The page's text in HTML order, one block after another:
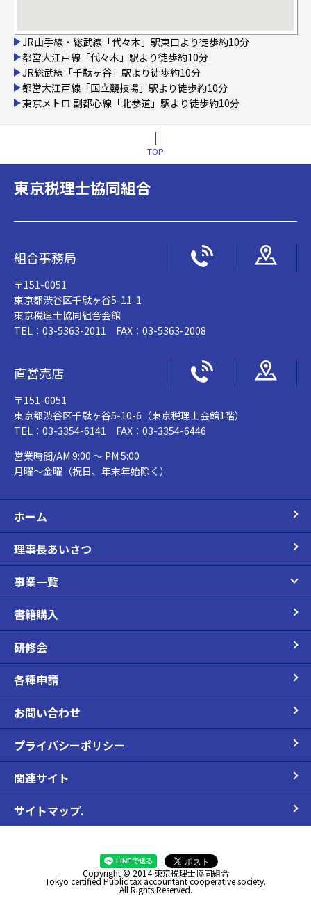
JR山手線・総武線「代々木」駅東口より徒歩約10分
都営大江戸線「代々木」駅より徒歩約10分
JR総武線「千駄ヶ谷」駅より徒歩約10分
都営大江戸線「国立競技場」駅より徒歩約10分
東京メトロ 副都心線「北参道」駅より徒歩約10分
TOP
東京税理士協同組合
組合事務局
〒151-0051
東京都渋谷区千駄ヶ谷5-11-1
東京税理士協同組合会館
TEL：03-5363-2011 FAX：03-5363-2008
直営売店
〒151-0051
東京都渋谷区千駄ヶ谷5-10-6（東京税理士会館1階）
TEL：03-3354-6141 FAX：03-3354-6446
営業時間/AM 9:00 ～ PM 5:00
月曜～金曜（祝日、年末年始除く）
ホーム
理事長あいさつ
事業一覧
書籍購入
研修会
各種申請
お問い合わせ
プライバシーポリシー
関連サイト
サイトマップ.
Copyright © 2014 東京税理士協同組合
Tokyo certified Public tax accountant cooperative society.
All Rights Reserved.